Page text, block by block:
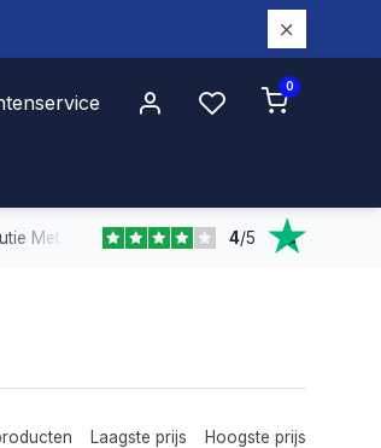
0
Met onze Europese dekking leveren wij
4/5
Laagste prijs Hoogste prijs